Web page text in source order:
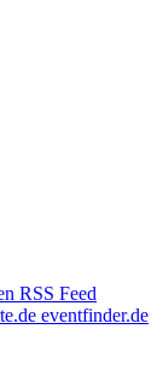
RSS Feed
eventfinder.de